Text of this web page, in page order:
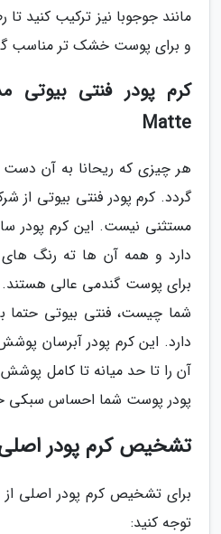
مانند جوجوبا نیز ترکیب کنید
و برای پوست خشک تر مناسب
Matte
هر چیزی که ریحانا به آن
گردد. کرم پودر فنتی بیوتی از
مستثنی نیست. این کرم پودر
دارد و همه آن ها ته رنگ های
برای پوست گندمی عالی
شما چیست، فنتی بیوتی حتما
دارد. این کرم پودر آبرسان
آن را تا حد میانه تا کامل
پودر پوست شما احساس سبکی
تشخیص کرم پودر اصلی
توجه کنید: